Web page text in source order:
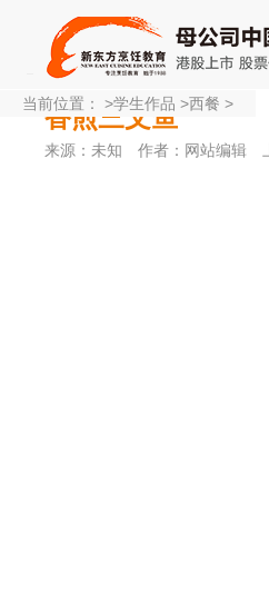
香煎三文鱼
来源：未知 作者：网站编辑
当前位置： >学生作品 >西餐 >